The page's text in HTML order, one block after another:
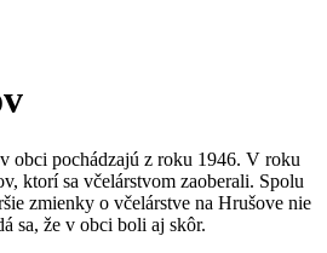
obci pochádzajú z roku 1946. V roku
ktorí sa včelárstvom zaoberali. Spolu
zmienky o včelárstve na Hrušove nie
sa, že v obci boli aj skôr.